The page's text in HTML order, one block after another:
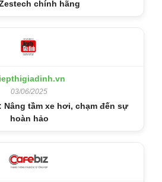
chính hãng
03/06/2025
Nâng tầm xe hơi, chạm đến sự
hoàn hảo